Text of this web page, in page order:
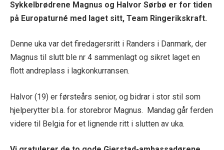
Sykkelbrødrene Magnus og Halvor Sørbø er for tiden
på Europaturné med laget sitt, Team Ringerikskraft.
Denne uka var det firedagersritt i Randers i Danmark, der
Magnus til slutt ble nr 4 sammenlagt og sikret laget en
flott andreplass i lagkonkurransen.
Halvor (19) er førsteårs senior, og bidrar i stor stil som
hjelperytter bl.a. for storebror Magnus. Mandag går ferden
videre til Belgia for et lignende ritt i slutten av uka.